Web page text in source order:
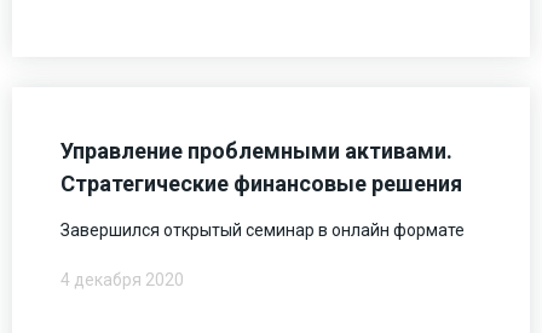
Управление проблемными активами.
Стратегические финансовые решения
Завершился открытый семинар в онлайн формате
4 декабря 2020